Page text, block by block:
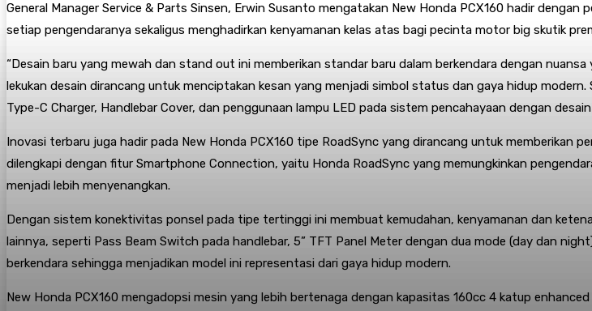
General Manager Service & Parts Sinsen, Erwin Susanto mengatakan New Honda PCX160 hadir
setiap pengendaranya sekaligus menghadirkan kenyamanan kelas atas bagi pecinta motor big skutik
“Desain baru yang mewah dan stand out ini memberikan standar baru dalam berkendara dengan
lekukan desain dirancang untuk menciptakan kesan yang menjadi simbol status dan gaya hidup
Type-C Charger, Handlebar Cover, dan penggunaan lampu LED pada sistem pencahayaan dengan
Inovasi terbaru juga hadir pada New Honda PCX160 tipe RoadSync yang dirancang untuk memberikan
dilengkapi dengan fitur Smartphone Connection, yaitu Honda RoadSync yang memungkinkan
menjadi lebih menyenangkan.
Dengan sistem konektivitas ponsel pada tipe tertinggi ini membuat kemudahan, kenyamanan dan
lainnya, seperti Pass Beam Switch pada handlebar, 5” TFT Panel Meter dengan dua mode (day dan
berkendara sehingga menjadikan model ini representasi dari gaya hidup modern.
New Honda PCX160 mengadopsi mesin yang lebih bertenaga dengan kapasitas 160cc 4 katup